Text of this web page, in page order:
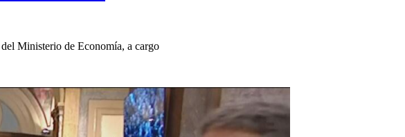
Ministerio de Economía, a cargo